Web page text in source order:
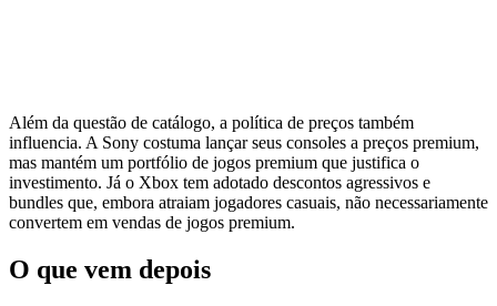
Além da questão de catálogo, a política de preços também
influencia. A Sony costuma lançar seus consoles a preços premium,
mas mantém um portfólio de jogos premium que justifica o
investimento. Já o Xbox tem adotado descontos agressivos e
bundles que, embora atraiam jogadores casuais, não necessariamente
convertem em vendas de jogos premium.
O que vem depois